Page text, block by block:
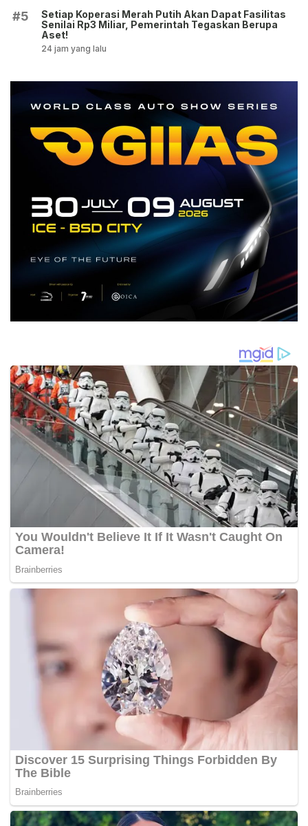
#5
Setiap Koperasi Merah Putih Akan Dapat Fasilitas
Senilai Rp3 Miliar, Pemerintah Tegaskan Berupa
Aset!
24 jam yang lalu